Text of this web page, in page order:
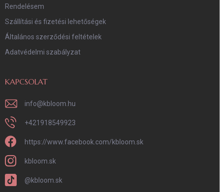
Rendelésem
Szállítási és fizetési lehetőségek
Általános szerződési feltételek
Adatvédelmi szabályzat
KAPCSOLAT
info@kbloom.hu
+421918549923
https://www.facebook.com/kbloom.sk
kbloom.sk
@kbloom.sk